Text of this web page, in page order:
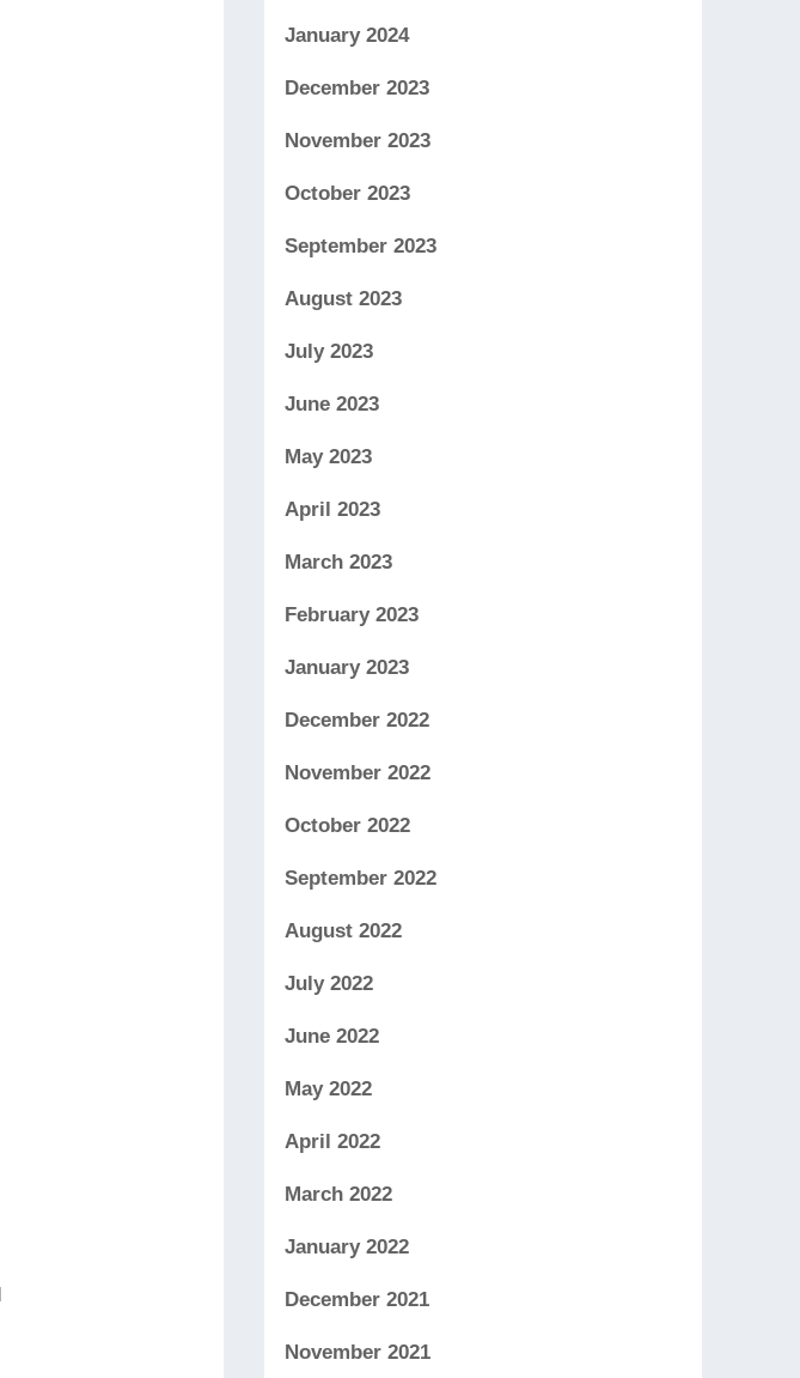
January 2024
December 2023
November 2023
October 2023
September 2023
August 2023
July 2023
June 2023
May 2023
April 2023
March 2023
February 2023
January 2023
December 2022
November 2022
October 2022
September 2022
August 2022
July 2022
June 2022
May 2022
April 2022
March 2022
January 2022
December 2021
November 2021